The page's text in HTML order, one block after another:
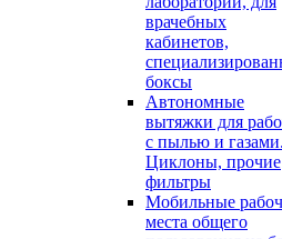
врачебных
кабинетов,
боксы
Автономные
вытяжки для
с пылью и газами.
Циклоны, прочие
фильтры
Мобильные
места общего